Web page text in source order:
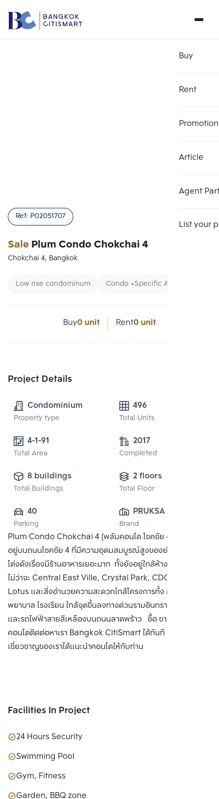
Buy
Rent
Promotion
Article
Agent
List your
SalePlum Condo Chokchai 4
Ref: P02051707
Chokchai 4, Bangkok
Low rise condominum Condo +Specific Area
Buy0 unit Rent0 unit
Project Details
Condominium
Property type
496
Total Units
4-1-91
Total Area
2017
Completed
8 buildings
Total Buildings
2 floors
Total Floor
40
Parking
PRUKSA REAL
ESTATE PUBLIC
CO.,LTD
Brand
Plum Condo Chokchai 4 (พลัมคอนโด โชคชัย 4) คอนโดตั้ง
อยู่บนถนนโชคชัย 4 ที่มีความอุดมสมบูรณ์สูงของย่านลาดพร้าว
โด่งดังเรื่องมีร้านอาหารเยอะมาก ทั้งยังอยู่ใกล้ห้างใหญ่มากมาย
ไม่ว่าจะ Central East Ville, Crystal Park, CDC, Tesco
Lotus และสิ่งอำนวยความสะดวกใกล้โครงการทั้ง ตลาด,โรง
พยาบาล โรงเรียน ใกล้จุดขึ้นลงทางด่วนรามอินทรา ? อาจณรงค์
และรถไฟฟ้าสายสีเหลืองบนถนนลาดพร้าว ซื้อ ขาย หรือ เช่า
คอนโดติดต่อหาเรา Bangkok CitiSmart ได้ทันที เพื่อให้ผู้
เชี่ยวชาญของเราได้แนะนำคอนโดให้กับท่าน
Facilities In Project
24 Hours Security
Swimming Pool
Gym, Fitness
Garden, BBQ zone